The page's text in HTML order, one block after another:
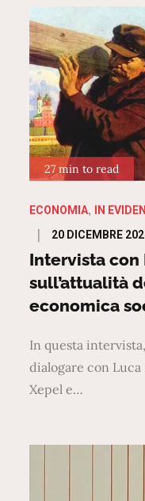
27 min to read
ECONOMIA IN
Posted
on
20 DICEMBRE
Intervista con
sull’attualità
economica
In questa
dialogare con
Xepel e…